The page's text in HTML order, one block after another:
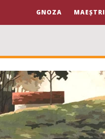
GNOZA MAEȘTRI